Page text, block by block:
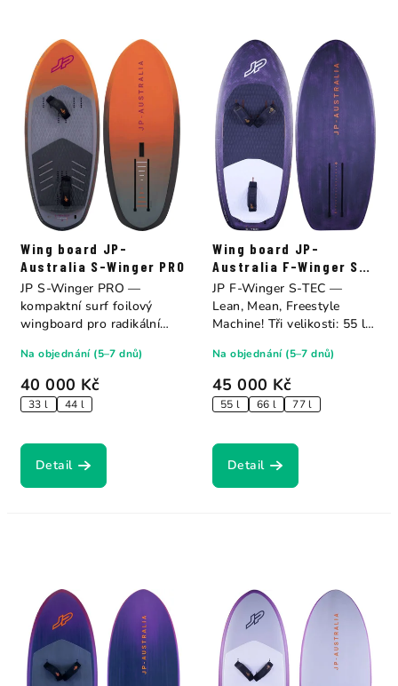
Wing board JP-
Australia S-Winger PRO
40 000 Kč
33 l 44 l
Na objednání (5–7 dnů)
Detail
JP S-Winger PRO —
kompaktní surf foilový
wingboard pro radikální
Wing board JP-
Australia F-Winger S-
TEC
45 000 Kč
55 l 66 l 77 l
Na objednání (5–7 dnů)
Detail
JP F-Winger S-TEC —
Lean, Mean, Freestyle
Machine! Tři velikosti: 55 l